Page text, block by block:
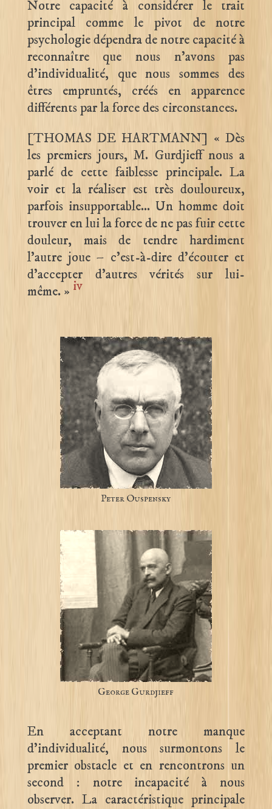
Notre capacité à considérer le trait
principal comme le pivot de notre
psychologie dépendra de notre capacité à
reconnaître que nous n’avons pas
d’individualité, que nous sommes des
êtres empruntés, créés en apparence
différents par la force des circonstances.
[THOMAS DE HARTMANN] « Dès
les premiers jours, M. Gurdjieff nous a
parlé de cette faiblesse principale. La
voir et la réaliser est très douloureux,
parfois insupportable… Un homme doit
trouver en lui la force de ne pas fuir cette
douleur, mais de tendre hardiment
l’autre joue – c’est-à-dire d’écouter et
d’accepter d’autres vérités sur lui-
même. » iv
Peter Ouspensky
George Gurdjieff
En acceptant notre manque
d’individualité, nous surmontons le
premier obstacle et en rencontrons un
second : notre incapacité à nous
observer. La caractéristique principale